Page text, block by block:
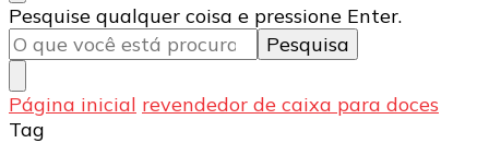
Procurando
algo?
Pesquise qualquer coisa e pressione Enter.
Página inicial revendedor de caixa para doces
Tag